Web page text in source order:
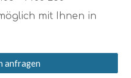
mit Ihnen in
anfragen